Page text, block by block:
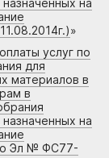
на
»
услуг по
для
материалов в
в
на
Эл № ФС77-